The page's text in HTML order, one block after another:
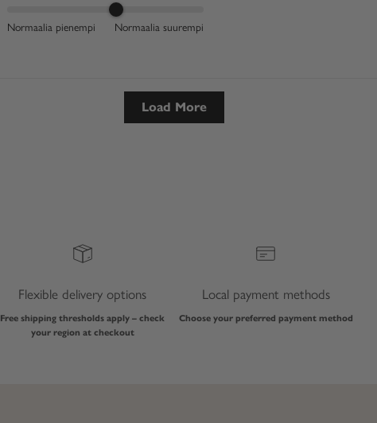
Normaalia pienempi Normaalia suurempi
Load More
Flexible delivery options
Free shipping thresholds apply – check
your region at checkout
Local payment methods
Choose your preferred payment method